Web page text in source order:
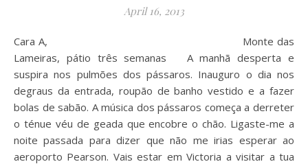
April 16, 2013
Cara A, Monte das
Lameiras, pátio três semanas A manhã desperta e
suspira nos pulmões dos pássaros. Inauguro o dia nos
degraus da entrada, roupão de banho vestido e a fazer
bolas de sabão. A música dos pássaros começa a derreter
o ténue véu de geada que encobre o chão. Ligaste-me a
noite passada para dizer que não me irias esperar ao
aeroporto Pearson. Vais estar em Victoria a visitar a tua